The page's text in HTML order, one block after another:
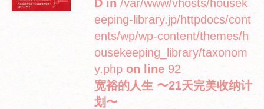
D in /var/www/vhosts/housek
eeping-library.jp/httpdocs/cont
ents/wp/wp-content/themes/h
ousekeeping_library/taxonom
y.php on line 92
宽裕的人生 〜21天完美收纳计
划〜